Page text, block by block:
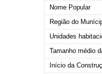
Nome Popular
Região do
Unidades
Tamanho médio
Início da